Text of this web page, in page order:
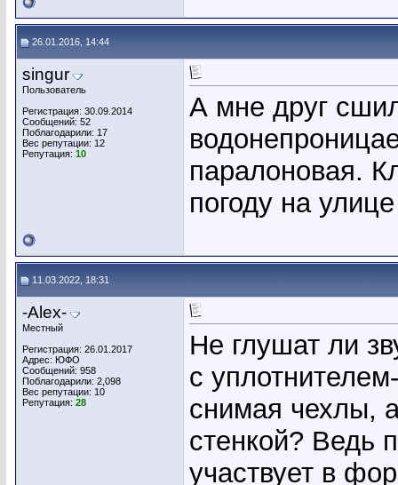
26.01.2016, 14:44
singur
Пользователь
Регистрация: 30.09.2014
Сообщений: 52
Поблагодарили: 17
Вес репутации: 12
Репутация: 10
А мне друг
паралоновая.
погоду на
11.03.2022, 18:31
-Alex-
Местный
Регистрация: 26.01.2017
Адрес: ЮФО
Сообщений: 958
Поблагодарили: 2,098
Вес репутации: 10
Репутация: 28
Не глушат ли
с
снимая чехлы,
стенкой? Ведь
участвует в